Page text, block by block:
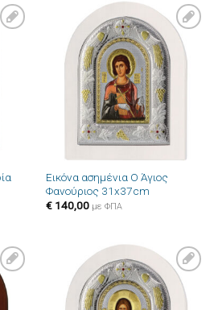
Πρόσθήκη
στην λίστα
επιθυμιών
Εικόνα ασημένια Ο Άγιος
Φανούριος 31x37cm
€140,00 με ΦΠΑ
Πρόσθήκη
στην λίστα
επιθυμιών